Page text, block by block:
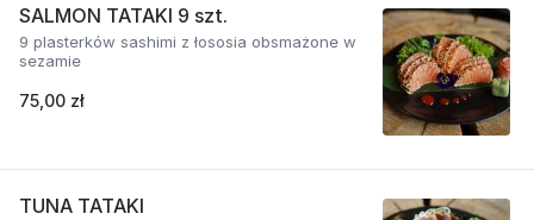
SALMON TATAKI 9 szt.
9 plasterków sashimi z łososia obsmażone w
sezamie
75,00 zł
TUNA TATAKI